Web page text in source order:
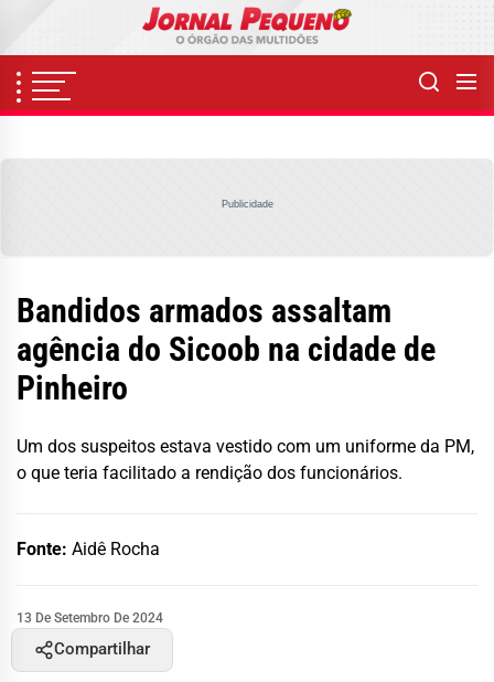
content
Publicidade
Bandidos armados assaltam
agência do Sicoob na cidade de
Pinheiro
Um dos suspeitos estava vestido com um uniforme da PM,
o que teria facilitado a rendição dos funcionários.
Fonte: Aidê Rocha
13 De Setembro De 2024
Compartilhar